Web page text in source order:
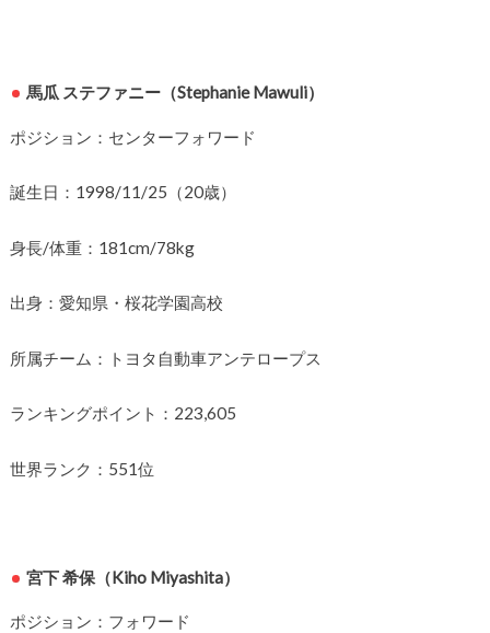
馬瓜 ステファニー（Stephanie Mawuli）
ポジション：センターフォワード
誕生日：1998/11/25（20歳）
身長/体重：181cm/78kg
出身：愛知県・桜花学園高校
所属チーム：トヨタ自動車アンテロープス
ランキングポイント：223,605
世界ランク：551位
宮下 希保（Kiho Miyashita）
ポジション：フォワード